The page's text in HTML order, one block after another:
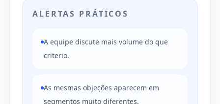
ALERTAS PRÁTICOS
A equipe discute mais volume do que
criterio.
As mesmas objeções aparecem em
segmentos muito diferentes.